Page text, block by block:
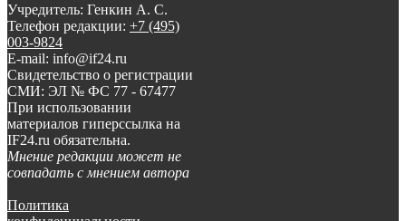
Учредитель: Генкин А. С.
Телефон редакции: +7 (495)
003-9824
E-mail: info@if24.ru
Свидетельство о регистрации
СМИ: ЭЛ № ФС 77 - 67477
При использовании
материалов гиперссылка на
IF24.ru обязательна.
Мнение редакции может не
совпадать с мнением автора
Политика